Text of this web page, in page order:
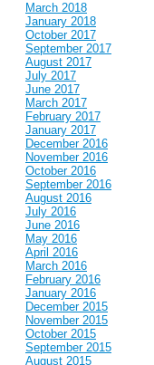
March 2018
January 2018
October 2017
September 2017
August 2017
July 2017
June 2017
March 2017
February 2017
January 2017
December 2016
November 2016
October 2016
September 2016
August 2016
July 2016
June 2016
May 2016
April 2016
March 2016
February 2016
January 2016
December 2015
November 2015
October 2015
September 2015
August 2015